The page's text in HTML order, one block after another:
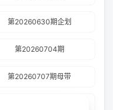
第20260630期企划
第20260704期
第20260707期母带